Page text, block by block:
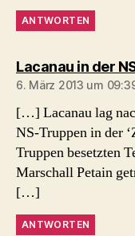
ANTWORTEN
Lacanau in der
6. März 2013 um
[…] Lacanau lag
NS-Truppen in der
Truppen besetzten
Marschall Petain
[…]
ANTWORTEN